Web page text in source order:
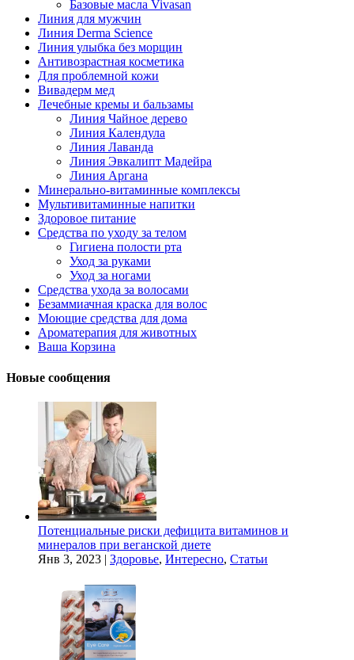
Базовые масла Vivasan
Линия для мужчин
Линия Derma Science
Линия улыбка без морщин
Антивозрастная косметика
Для проблемной кожи
Вивадерм мед
Лечебные кремы и бальзамы
Линия Чайное дерево
Линия Календула
Линия Лаванда
Линия Эвкалипт Мадейра
Линия Аргана
Минерально-витаминные комплексы
Мультивитаминные напитки
Здоровое питание
Средства по уходу за телом
Гигиена полости рта
Уход за руками
Уход за ногами
Средства ухода за волосами
Безаммиачная краска для волос
Моющие средства для дома
Ароматерапия для животных
Ваша Корзина
Новые сообщения
Потенциальные риски дефицита витаминов и
минералов при веганской диете
Янв 3, 2023 | Здоровье, Интересно, Статьи